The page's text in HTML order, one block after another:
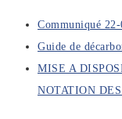
Communiqué
Guide de
MISE A
NOTATION